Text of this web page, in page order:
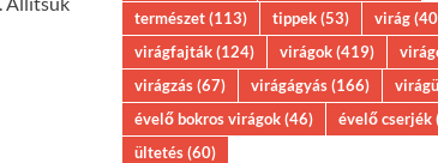
természet(113) tippek(53) virág
virágfajták(124) virágok(419)
virágzás(67) virágágyás(166)
évelő bokros virágok(46) évelő cserjék
ültetés(60)